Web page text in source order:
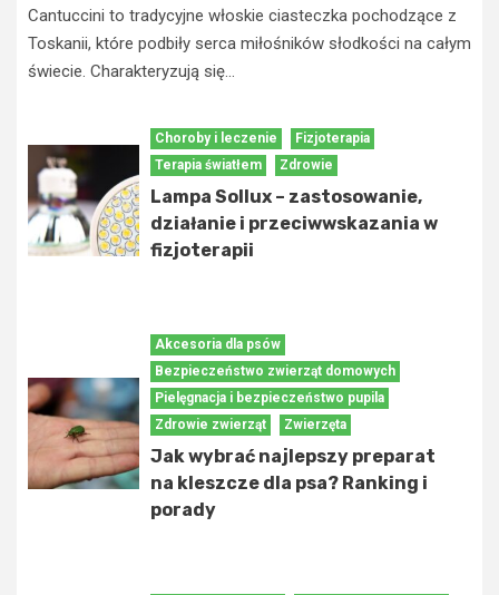
Cantuccini to tradycyjne włoskie ciasteczka pochodzące z
Toskanii, które podbiły serca miłośników słodkości na całym
świecie. Charakteryzują się...
Choroby i leczenie
Fizjoterapia
Terapia światłem
Zdrowie
Lampa Sollux – zastosowanie,
działanie i przeciwwskazania w
fizjoterapii
Akcesoria dla psów
Bezpieczeństwo zwierząt domowych
Pielęgnacja i bezpieczeństwo pupila
Zdrowie zwierząt
Zwierzęta
Jak wybrać najlepszy preparat
na kleszcze dla psa? Ranking i
porady